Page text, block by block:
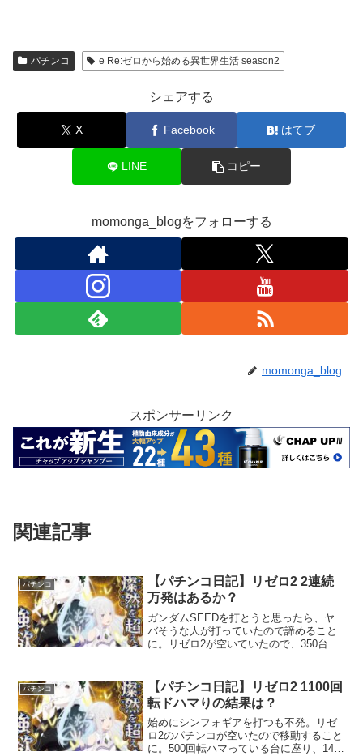
パチンコ e Re:ゼロから始める異世界生活 season2
シェアする
X Facebook はてブ
LINE コピー
momonga_blogをフォローする
momonga_blog
スポンサーリンク
関連記事
パチンコ
【パチンコ日記】リゼロ2 2連続
万発はあるか？
ガンダムSEEDを打とうと思ったら、ヤ
バそうな人が打っていたので諦めること
に。リゼロ2が空いていたので、350台の
パチンコ
【パチンコ日記】リゼロ2 1100回
転ドハマりの結果は？
始めにシンフォギアを打つも不発。リゼ
ロ2のパチンコが空いたので移動すること
に。500回転ハマっている台に座り、140